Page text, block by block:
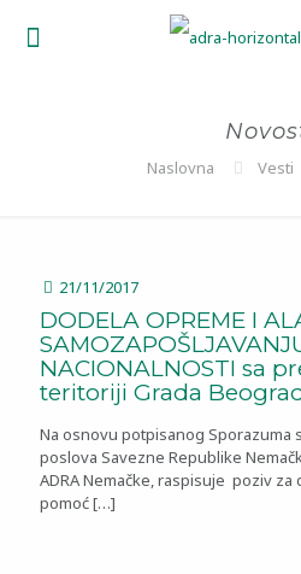
Naslovna Vesti
21/11/2017
DODELA OPREME I
NACIONALNOSTI sa
teritoriji Grada
Na osnovu potpisanog Sporazuma
poslova Savezne Republike
ADRA Nemačke, raspisuje poziv za
pomoć[…]